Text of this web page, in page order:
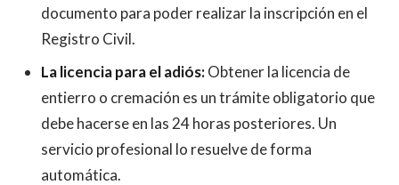
documento para poder realizar la inscripción en el
Registro Civil.
La licencia para el adiós:Obtener la licencia de
entierro o cremación es un trámite obligatorio que
debe hacerse en las 24 horas posteriores. Un
servicio profesional lo resuelve de forma
automática.